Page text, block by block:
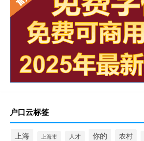
户口云标签
上海 上海市 人才 你的 农村